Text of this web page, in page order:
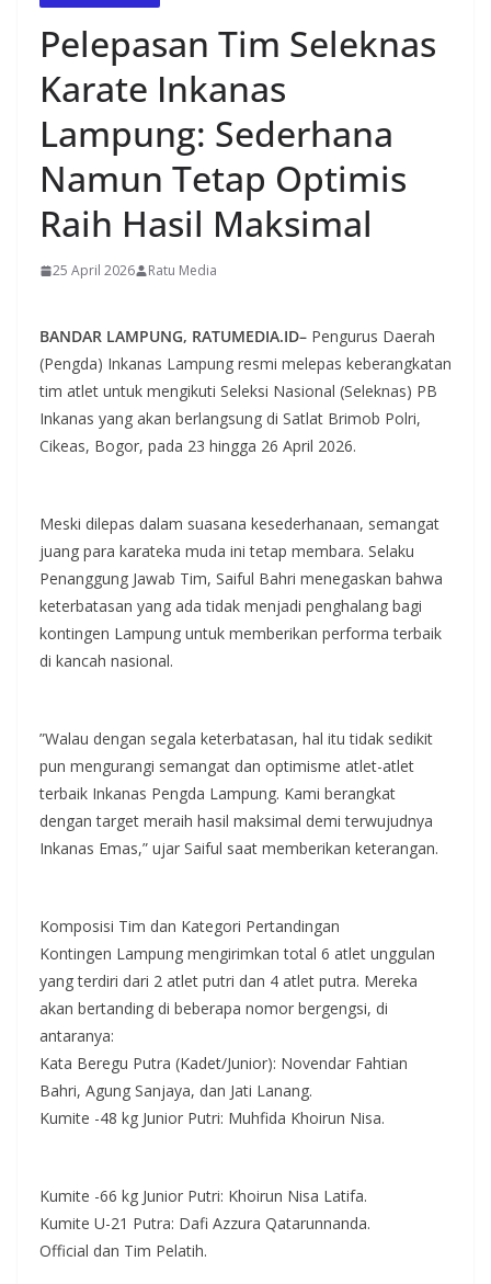
Pelepasan Tim Seleknas
Karate Inkanas
Lampung: Sederhana
Namun Tetap Optimis
Raih Hasil Maksimal
25 April 2026 Ratu Media
​BANDAR LAMPUNG, RATUMEDIA.ID– Pengurus Daerah
(Pengda) Inkanas Lampung resmi melepas keberangkatan
tim atlet untuk mengikuti Seleksi Nasional (Seleknas) PB
Inkanas yang akan berlangsung di Satlat Brimob Polri,
Cikeas, Bogor, pada 23 hingga 26 April 2026.
​Meski dilepas dalam suasana kesederhanaan, semangat
juang para karateka muda ini tetap membara. Selaku
Penanggung Jawab Tim, Saiful Bahri menegaskan bahwa
keterbatasan yang ada tidak menjadi penghalang bagi
kontingen Lampung untuk memberikan performa terbaik
di kancah nasional.
​”Walau dengan segala keterbatasan, hal itu tidak sedikit
pun mengurangi semangat dan optimisme atlet-atlet
terbaik Inkanas Pengda Lampung. Kami berangkat
dengan target meraih hasil maksimal demi terwujudnya
Inkanas Emas,” ujar Saiful saat memberikan keterangan.
​Komposisi Tim dan Kategori Pertandingan
​Kontingen Lampung mengirimkan total 6 atlet unggulan
yang terdiri dari 2 atlet putri dan 4 atlet putra. Mereka
akan bertanding di beberapa nomor bergengsi, di
antaranya:
​Kata Beregu Putra (Kadet/Junior): Novendar Fahtian
Bahri, Agung Sanjaya, dan Jati Lanang.
​Kumite -48 kg Junior Putri: Muhfida Khoirun Nisa.
​Kumite -66 kg Junior Putri: Khoirun Nisa Latifa.
​Kumite U-21 Putra: Dafi Azzura Qatarunnanda.
​Official dan Tim Pelatih.